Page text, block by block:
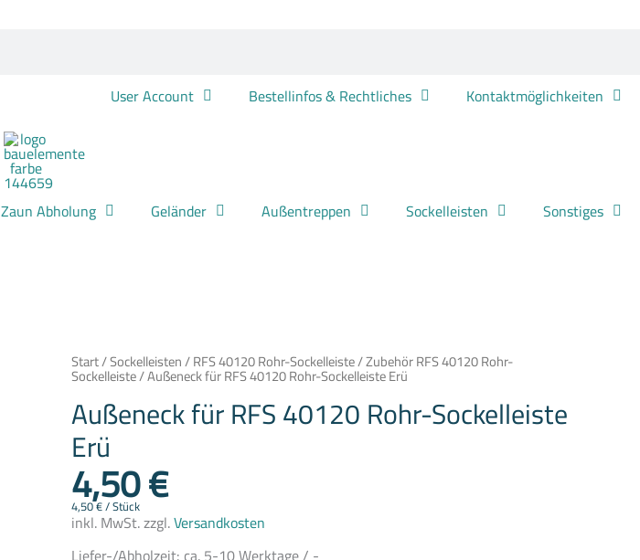
User Account Bestellinfos & Rechtliches Kontaktmöglichkeiten
Zaun Abholung Geländer Außentreppen Sockelleisten Sonstiges
Start/Sockelleisten/RFS 40120 Rohr-Sockelleiste/Zubehör RFS 40120 Rohr-
Sockelleiste/ Außeneck für RFS 40120 Rohr-Sockelleiste Erü
Außeneck für RFS 40120 Rohr-Sockelleiste
Erü
4,50€
4,50€/Stück
inkl. MwSt.zzgl.Versandkosten
Außeneck
für
RFS
40120
Rohr-
Sockelleiste
Erü
Menge